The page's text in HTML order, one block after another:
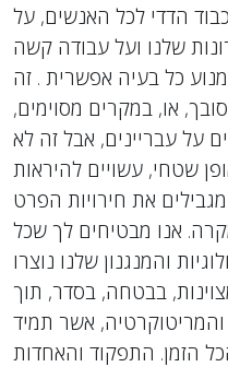
הדדי לכל האנשים, על
שלנו ועל עבודה קשה
כל בעיה אפשרית . זה
או, במקרים מסוימים,
על עבריינים, אבל זה לא
שטחי, עשויים להיראות
את חירויות הפרט
אנו מבטיחים לך שכל
והמנגנון שלנו נוצרו
בבטחה, בסדר, תוך
והמריטוקרטיה, אשר תמיד
הזמן. התפקוד והאחדות